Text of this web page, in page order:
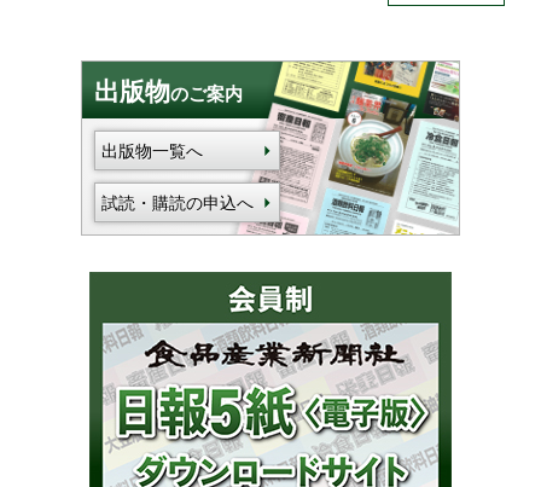
出版物のご案内
出版物一覧へ
試読・購読の申込へ